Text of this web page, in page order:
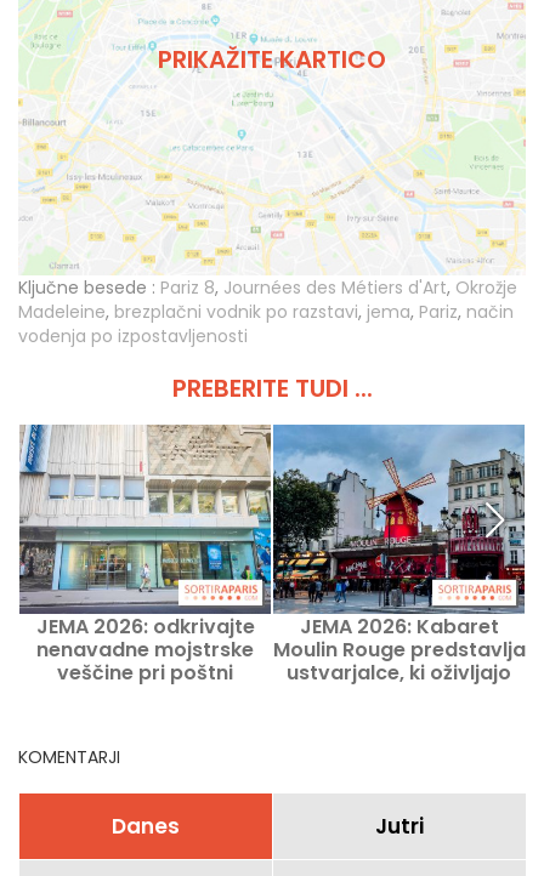
PRIKAŽITE KARTICO
Ključne besede : Pariz 8, Journées des Métiers d'Art, Okrožje
Madeleine, brezplačni vodnik po razstavi, jema, Pariz, način
vodenja po izpostavljenosti
PREBERITE TUDI ...
JEMA 2026: odkrivajte
nenavadne mojstrske
veščine pri poštni
JEMA 2026: Kabaret
Moulin Rouge predstavlja
ustvarjalce, ki oživljajo
KOMENTARJI
Danes Jutri